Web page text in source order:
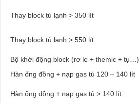
Thay block tủ lạnh > 350 lít
Thay block tủ lạnh > 550 lít
Bộ khởi động block (rơ le + themic + tụ…)
Hàn ống đồng + nạp gas tủ 120 – 140 lít
Hàn ống đồng + nạp gas tủ > 140 lít